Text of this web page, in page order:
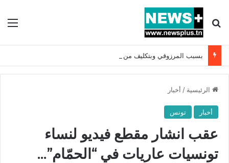
بحث عن
الرئيسية / أخبار
أخبار تونس
عقب انشار مقطع فيديو لنساء
تونسيات عاريات في “الحمّام”…